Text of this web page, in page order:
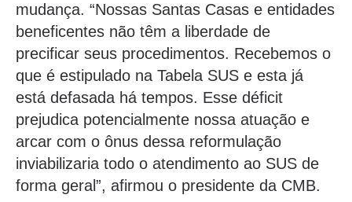
mudança. “Nossas Santas Casas e entidades
beneficentes não têm a liberdade de
precificar seus procedimentos. Recebemos o
que é estipulado na Tabela SUS e esta já
está defasada há tempos. Esse déficit
prejudica potencialmente nossa atuação e
arcar com o ônus dessa reformulação
inviabilizaria todo o atendimento ao SUS de
forma geral”, afirmou o presidente da CMB.